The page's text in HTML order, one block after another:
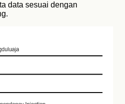
data sesuai dengan